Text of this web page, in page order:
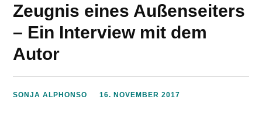
Zeugnis eines Außenseiters
– Ein Interview mit dem
Autor
SONJA ALPHONSO 16. NOVEMBER 2017